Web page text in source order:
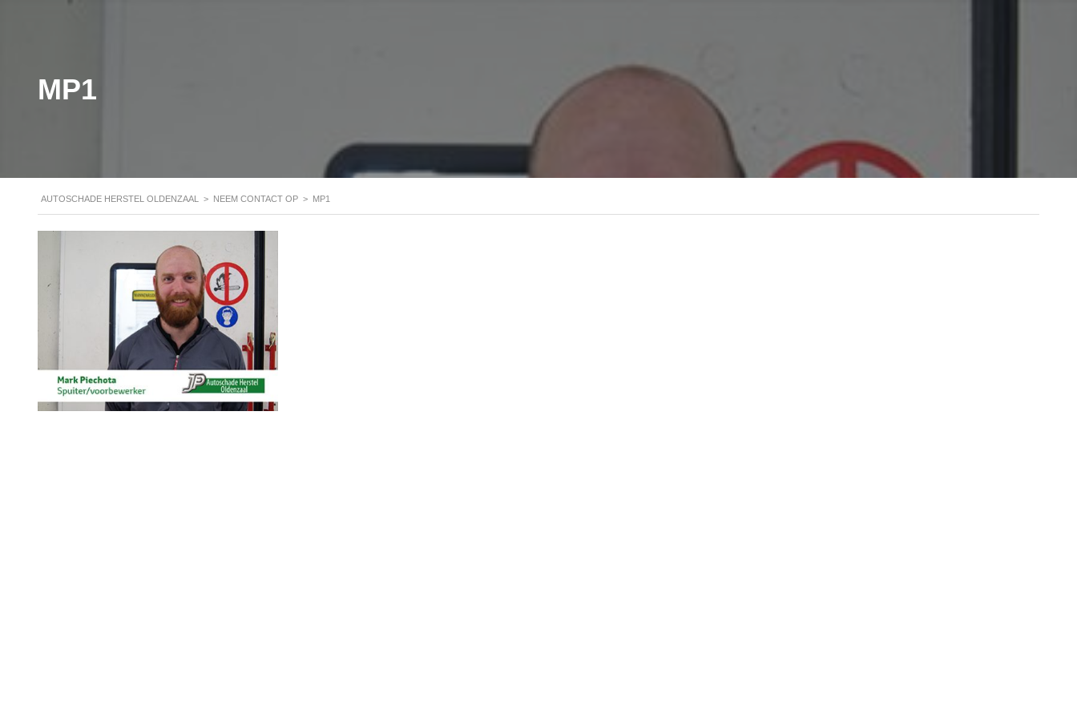
MP1
AUTOSCHADE HERSTEL OLDENZAAL > NEEM CONTACT OP > MP1